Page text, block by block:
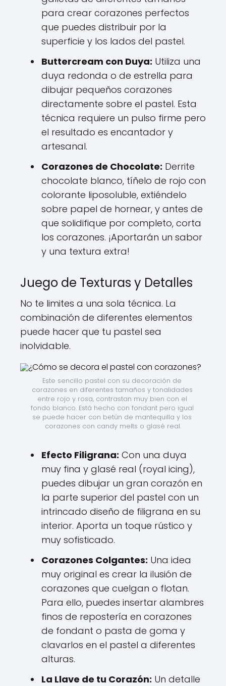
para crear corazones perfectos
que puedes distribuir por la
superficie y los lados del pastel.
Buttercream con Duya: Utiliza una
duya redonda o de estrella para
dibujar pequeños corazones
directamente sobre el pastel. Esta
técnica requiere un pulso firme pero
el resultado es encantador y
artesanal.
Corazones de Chocolate: Derrite
chocolate blanco, tíñelo de rojo con
colorante liposoluble, extiéndelo
sobre papel de hornear, y antes de
que solidifique por completo, corta
los corazones. ¡Aportarán un sabor
y una textura extra!
Juego de Texturas y Detalles
No te limites a una sola técnica. La
combinación de diferentes elementos
puede hacer que tu pastel sea
inolvidable.
Este sencillo pastel con su decoración de
corazones en diferentes tamaños y tonalidades
entre rojo y rosa, contrastan muy bien con el
fondo blanco. Está hecho con fondant pero igual
se puede hacer con betún de mantequilla y los
corazones con candy melts o glasé real.
Efecto Filigrana: Con una duya
muy fina y glasé real (royal icing),
puedes dibujar un gran corazón en
la parte superior del pastel con un
intrincado diseño de filigrana en su
interior. Aporta un toque rústico y
muy sofisticado.
Corazones Colgantes: Una idea
muy original es crear la ilusión de
corazones que cuelgan o flotan.
Para ello, puedes insertar alambres
finos de repostería en corazones
de fondant o pasta de goma y
clavarlos en el pastel a diferentes
alturas.
La Llave de tu Corazón: Un detalle